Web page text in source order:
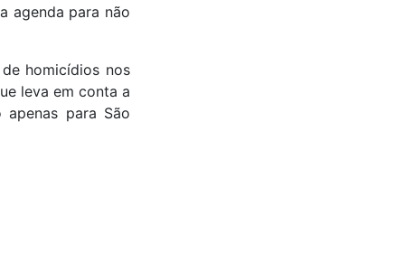
agenda para não
homicídios nos
leva em conta a
para São